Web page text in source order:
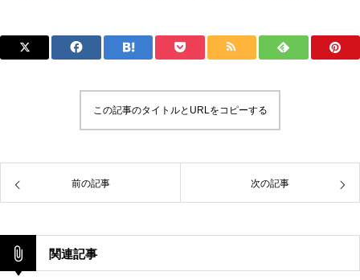
この記事のタイトルとURLをコピーする
前の記事 次の記事
関連記事